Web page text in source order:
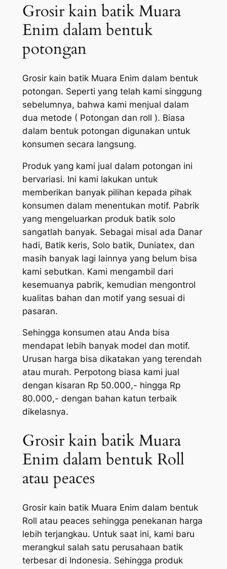
Grosir kain batik Muara
Enim dalam bentuk
potongan
Grosir kain batik Muara Enim dalam bentuk
potongan. Seperti yang telah kami singgung
sebelumnya, bahwa kami menjual dalam
dua metode ( Potongan dan roll ). Biasa
dalam bentuk potongan digunakan untuk
konsumen secara langsung.
Produk yang kami jual dalam potongan ini
bervariasi. Ini kami lakukan untuk
memberikan banyak pilihan kepada pihak
konsumen dalam menentukan motif. Pabrik
yang mengeluarkan produk batik solo
sangatlah banyak. Sebagai misal ada Danar
hadi, Batik keris, Solo batik, Duniatex, dan
masih banyak lagi lainnya yang belum bisa
kami sebutkan. Kami mengambil dari
kesemuanya pabrik, kemudian mengontrol
kualitas bahan dan motif yang sesuai di
pasaran.
Sehingga konsumen atau Anda bisa
mendapat lebih banyak model dan motif.
Urusan harga bisa dikatakan yang terendah
atau murah. Perpotong biasa kami jual
dengan kisaran Rp 50.000,- hingga Rp
80.000,- dengan bahan katun terbaik
dikelasnya.
Grosir kain batik Muara
Enim dalam bentuk Roll
atau peaces
Grosir kain batik Muara Enim dalam bentuk
Roll atau peaces sehingga penekanan harga
lebih terjangkau. Untuk saat ini, kami baru
merangkul salah satu perusahaan batik
terbesar di Indonesia. Sehingga produk